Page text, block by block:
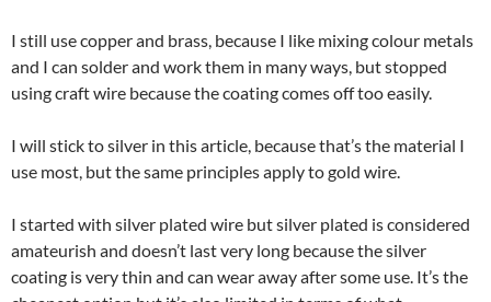
I still use copper and brass, because I like mixing colour metals
and I can solder and work them in many ways, but stopped
using craft wire because the coating comes off too easily.
I will stick to silver in this article, because that’s the material I
use most, but the same principles apply to gold wire.
I started with silver plated wire but silver plated is considered
amateurish and doesn’t last very long because the silver
coating is very thin and can wear away after some use. It’s the